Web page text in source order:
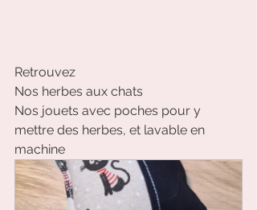
Retrouvez
Nos herbes aux chats
Nos jouets avec poches pour y
mettre des herbes, et lavable en
machine